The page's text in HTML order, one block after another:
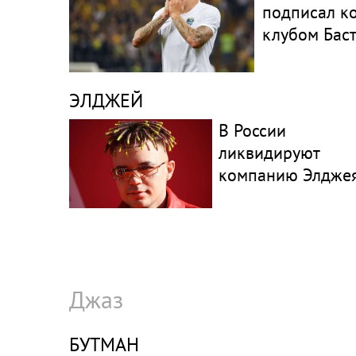
подписал
клубом
ЭЛДЖЕЙ
В России
ликвидируют
компанию
Джаз
БУТМАН